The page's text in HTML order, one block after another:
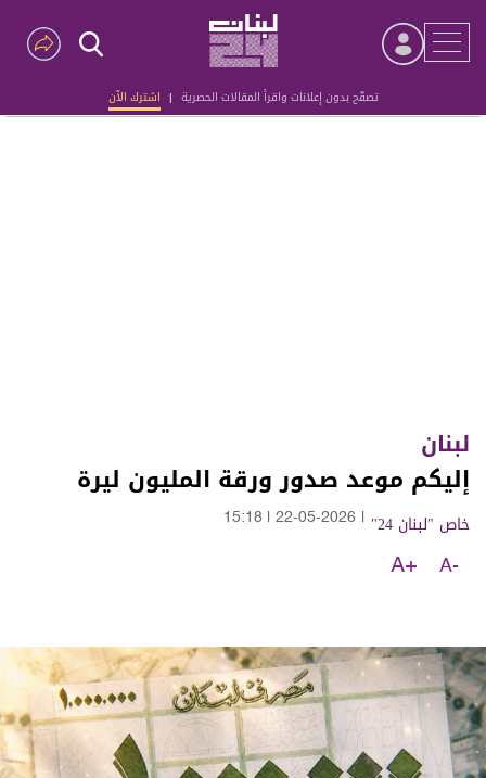
تصفّح بدون إعلانات واقرأ المقالات الحصرية | اشترك الآن
Advertisement
لبنان
إليكم موعد صدور ورقة المليون ليرة
خاص "لبنان 24" 22-05-2026
15:18
A-
A+